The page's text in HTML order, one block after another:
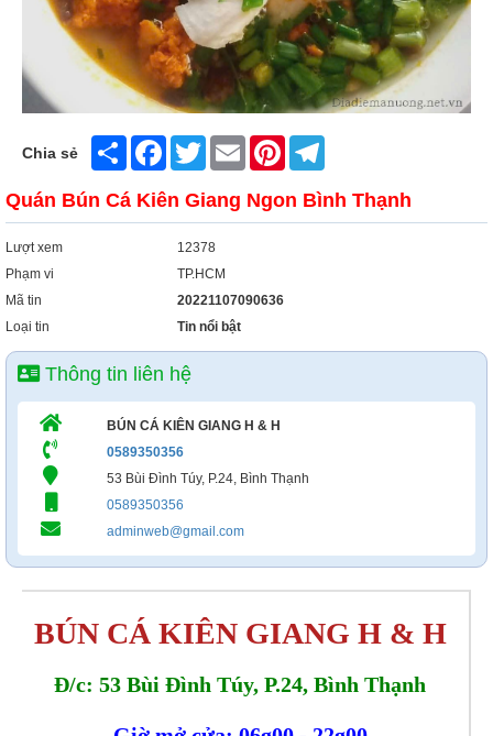
Chia sẻ Share FacebookTwitter Email Pinterest
Quán Bún Cá Kiên Giang Ngon Bình Thạnh
Lượt xem
12378
Phạm vi
TP.HCM
Mã tin
20221107090636
Loại tin
Tin nổi bật
Thông tin liên hệ
BÚN CÁ KIÊN GIANG H & H
0589350356
53 Bùi Đình Túy, P.24, Bình Thạnh
0589350356
adminweb@gmail.com
BÚN CÁ KIÊN GIANG H & H
Đ/c: 53 Bùi Đình Túy, P.24, Bình Thạnh